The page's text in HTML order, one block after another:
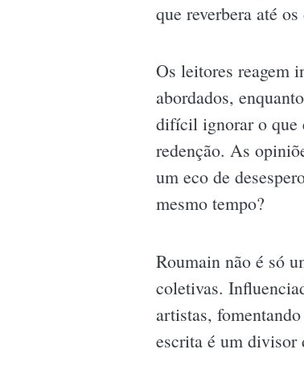
que reverbera até
Os leitores reagem
abordados,
difícil ignorar o que
redenção. As
um eco de
mesmo tempo?
Roumain não é só
coletivas.
artistas,
escrita é um divisor